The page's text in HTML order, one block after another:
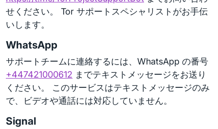
せください。 Tor サポートスペシャリストがお手伝
いします。
WhatsApp
サポートチームに連絡するには、WhatsApp の番号
+447421000612 までテキストメッセージをお送り
ください。 このサービスはテキストメッセージのみ
で、ビデオや通話には対応していません。
Signal